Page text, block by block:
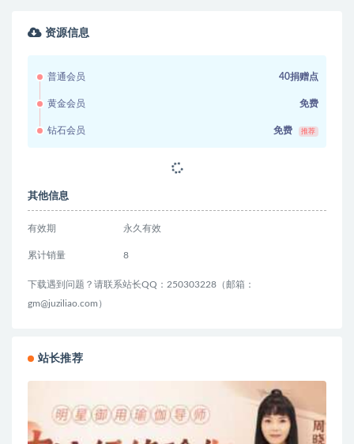
资源信息
普通会员 40捐赠点
黄金会员 免费
钻石会员 免费 推荐
其他信息
有效期 永久有效
累计销量 8
下载遇到问题？请联系站长QQ：250303228（邮箱：
gm@juziliao.com）
站长推荐